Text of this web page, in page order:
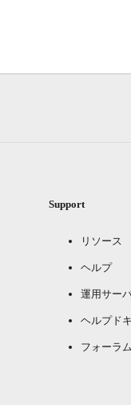
Support
リソース
ヘルプ
運用サー
ヘルプド
フォーラム